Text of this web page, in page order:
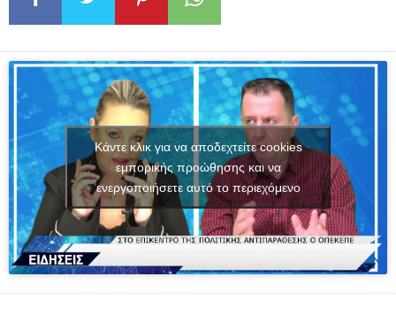
Κάντε κλικ για να αποδεχτείτε cookies
εμπορικής προώθησης και να
ενεργοποιήσετε αυτό το περιεχόμενο